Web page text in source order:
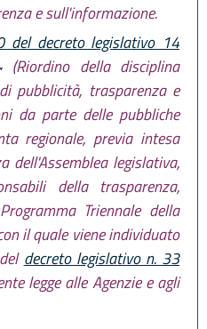
e sull'informazione.
del decreto legislativo 14
(Riordino della disciplina
pubblicità, trasparenza e
da parte delle pubbliche
regionale, previa intesa
dell'Assemblea legislativa,
della trasparenza,
Triennale della
il quale viene individuato
decreto legislativo n. 33
legge alle Agenzie e agli